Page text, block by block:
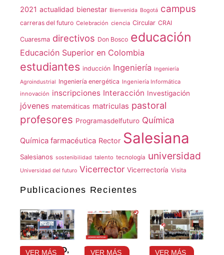
2021 actualidad bienestar Bienvenida Bogotá campus
carreras del futuro Celebración ciencia Circular CRAI
Cuaresma directivos Don Bosco educación
Educación Superior en Colombia
estudiantes inducción Ingeniería Ingeniería
Agroindustrial Ingeniería energética Ingeniería Informática
innovación inscripciones Interacción Investigación
jóvenes matemáticas matriculas pastoral
profesores Programasdelfuturo Química
Química farmacéutica Rector Salesiana
Salesianos sostenibilidad talento tecnología universidad
Universidad del futuro Vicerrector Vicerrectoría Visita
Publicaciones Recientes
GRATITUD,
VER MÁS
LA
VER MÁS
SU
VER MÁS